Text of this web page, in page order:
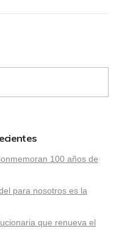
100 años de
para nosotros es la
que renueva el